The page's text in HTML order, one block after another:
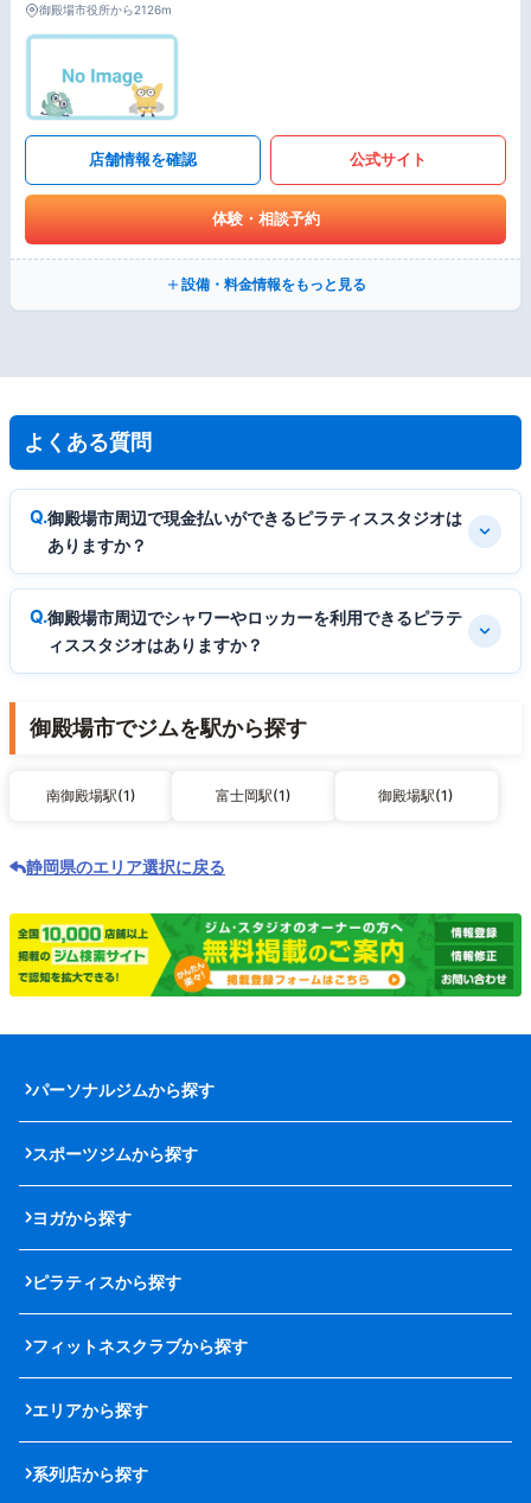
御殿場市役所から2126m
店舗情報を確認 公式サイト
体験・相談予約
設備・料金情報をもっと見る
よくある質問
御殿場市周辺で現金払いができるピラティススタジオは
ありますか？
御殿場市周辺でシャワーやロッカーを利用できるピラテ
ィススタジオはありますか？
御殿場市でジムを駅から探す
南御殿場駅(1) 富士岡駅(1) 御殿場駅(1)
静岡県のエリア選択に戻る
パーソナルジムから探す
スポーツジムから探す
ヨガから探す
ピラティスから探す
フィットネスクラブから探す
エリアから探す
系列店から探す